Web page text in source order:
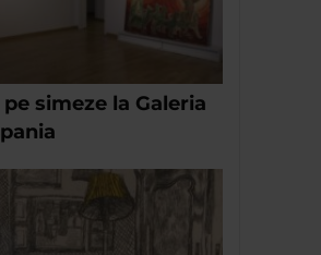
simeze la Galeria